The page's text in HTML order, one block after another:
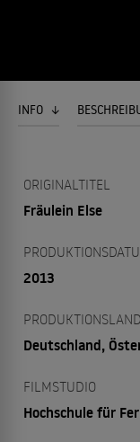
INFO
ORIGINALTITEL
Fräulein Else
2013
PRODUKTIONSLAND
Deutschland,
FILMSTUDIO
Hochschule für